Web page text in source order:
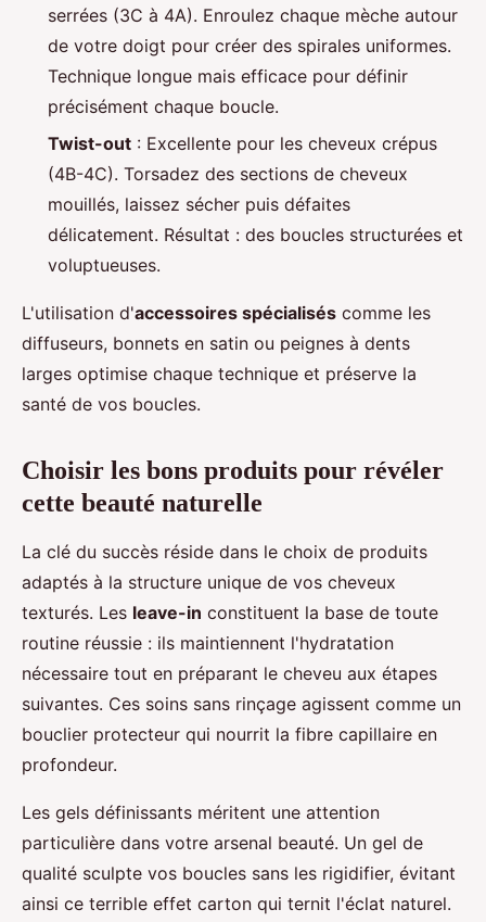
serrées (3C à 4A). Enroulez chaque mèche autour
de votre doigt pour créer des spirales uniformes.
Technique longue mais efficace pour définir
précisément chaque boucle.
Twist-out : Excellente pour les cheveux crépus
(4B-4C). Torsadez des sections de cheveux
mouillés, laissez sécher puis défaites
délicatement. Résultat : des boucles structurées et
voluptueuses.
L'utilisation d'accessoires spécialisés comme les
diffuseurs, bonnets en satin ou peignes à dents
larges optimise chaque technique et préserve la
santé de vos boucles.
Choisir les bons produits pour révéler
cette beauté naturelle
La clé du succès réside dans le choix de produits
adaptés à la structure unique de vos cheveux
texturés. Les leave-in constituent la base de toute
routine réussie : ils maintiennent l'hydratation
nécessaire tout en préparant le cheveu aux étapes
suivantes. Ces soins sans rinçage agissent comme un
bouclier protecteur qui nourrit la fibre capillaire en
profondeur.
Les gels définissants méritent une attention
particulière dans votre arsenal beauté. Un gel de
qualité sculpte vos boucles sans les rigidifier, évitant
ainsi ce terrible effet carton qui ternit l'éclat naturel.